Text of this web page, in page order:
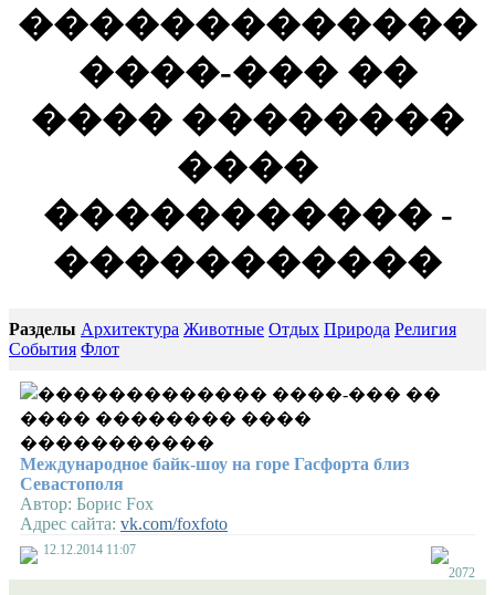
�������������
����-��� ��
���� ��������
����
����������� -
�����������
Разделы Архитектура Животные Отдых Природа Религия
События Флот
Международное байк-шоу на горе Гасфорта близ
Севастополя
Автор: Борис Fox
Адрес сайта: vk.com/foxfoto
12.12.2014 11:07
2072